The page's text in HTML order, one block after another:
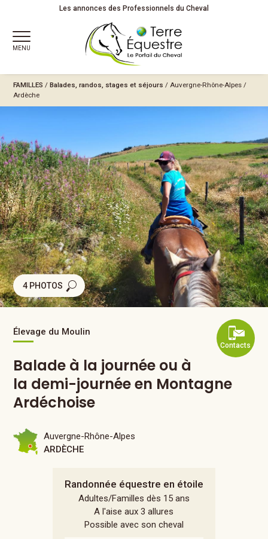
Les annonces des Professionnels du Cheval
MENU
FAMILLES /Balades, randos, stages et séjours /Auvergne-Rhône-Alpes /
Ardèche
4 PHOTOS
Contacts
Élevage du Moulin
Balade à la journée ou à
la demi-journée en Montagne
Ardéchoise
Randonnée équestre en étoile
Adultes/Familles dès 15 ans
A l'aise aux 3 allures
Possible avec son cheval
Auvergne-Rhône-Alpes
ARDÈCHE